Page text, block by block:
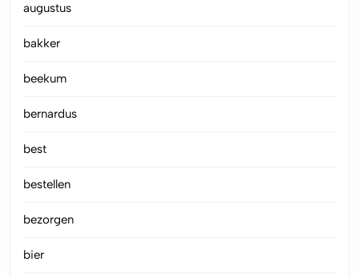
augustus
bakker
beekum
bernardus
best
bestellen
bezorgen
bier